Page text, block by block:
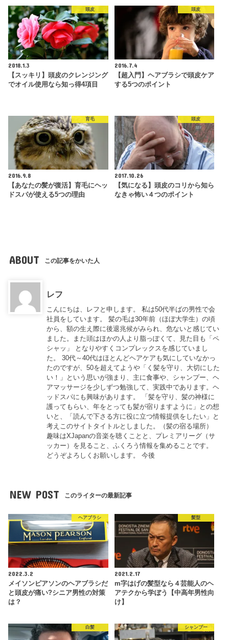
頭皮
2018.1.3
【スッキリ】頭皮のクレンジング
でオイル使用なら知っ得4項目
頭皮
2016.7.4
【超入門】ヘアブラシで頭皮ケア
する5つのポイント
育毛
2016.9.8
【あなたの髪が復活】育毛にヘッ
ドスパが使える5つの理由
頭皮
2017.10.26
【気になる】頭皮のコリから知ら
なきゃ怖い４つのポイント
ABOUT この記事をかいた人
レフ
こんにちは、レフと申します。 私は50代半ばの男性で会
社員をしています。 髪の毛は30年前（ほぼ大学生）の頃
から、額の生え際に後退兆候がみられ、危ないと感じてい
ました。また頭はほかの人より脂っぽくて、見た目も「ペ
シャッ」 となりやすくコンプレックスを感じていまし
た。 30代～40代はほとんどヘアケアも気にしていなかっ
たのですが、50を超えてようや「く髪を守り、大切にした
い！」という思いが強まり、主に食事や、シャンプー、ヘ
アマッサージを少しずつ勉強して、実践中であります。ヘ
ッドスパにも興味があります。 「髪を守り、髪の神様に
護ってもらい、年をとっても髪が宿りますように」との想
いと、「読んで下さる方に役に立つ情報提供をしたい」と
考えこのサイトタイトルとしました。（髪の宿る場所）
趣味はXJapanの音楽を聴くことと、プレミアリーグ（サ
ッカー）を見ること、ふくろう情報を集めることです。
どうぞよろしくお願いします。 今後
NEW POST このライターの最新記事
ヘアブラシ
2022.3.2
メイソンピアソンのヘアブラシだ
と頭皮が痛い?シニア男性の対策
は？
髪型
2021.2.17
m字はげの髪型なら４芸能人のヘ
アテクから学ぼう【中高年男性向
け】
白髪 シャンプー